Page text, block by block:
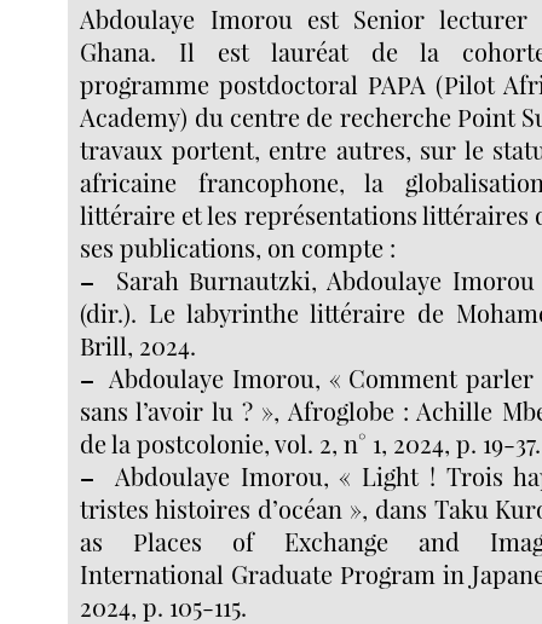
Abdoulaye Imorou est Senior lecturer
Ghana. Il est lauréat de la
programme postdoctoral PAPA (Pilot
Academy) du centre de recherche Point
travaux portent, entre autres, sur le
africaine francophone, la
littéraire et les représentations littéraires
ses publications, on compte :
– Sarah Burnautzki, Abdoulaye
(dir.). Le labyrinthe littéraire de
Brill, 2024.
– Abdoulaye Imorou, « Comment parler
sans l’avoir lu ? », Afroglobe : Achille
de la postcolonie, vol. 2, n° 1, 2024, p. 19-37.
– Abdoulaye Imorou, « Light ! Trois
tristes histoires d’océan », dans Taku
as Places of Exchange and
International Graduate Program in
2024, p. 105-115.